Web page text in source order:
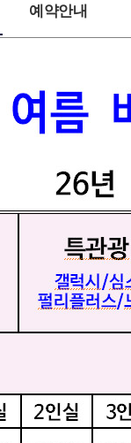
예약안내